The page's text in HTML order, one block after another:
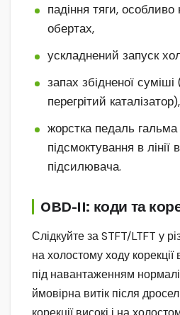
падіння тяги, особливо
обертах,
ускладнений запуск
запах збідненої
перегрітий каталізатор),
жорстка педаль
підсмоктування в лінії
підсилювача.
OBD-II: коди та
Слідкуйте за STFT/LTFT у
на холостому ходу корекції
під навантаженням
ймовірна витік після